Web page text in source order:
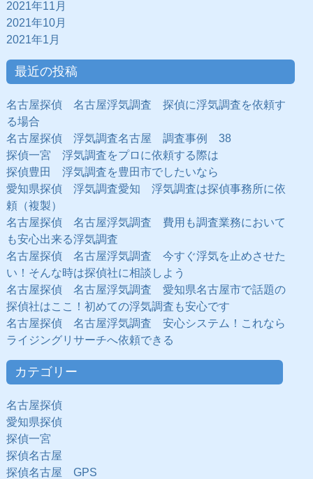
2021年11月
2021年10月
2021年1月
最近の投稿
名古屋探偵 名古屋浮気調査 探偵に浮気調査を依頼す
る場合
名古屋探偵 浮気調査名古屋 調査事例 38
探偵一宮 浮気調査をプロに依頼する際は
探偵豊田 浮気調査を豊田市でしたいなら
愛知県探偵 浮気調査愛知 浮気調査は探偵事務所に依
頼（複製）
名古屋探偵 名古屋浮気調査 費用も調査業務において
も安心出来る浮気調査
名古屋探偵 名古屋浮気調査 今すぐ浮気を止めさせた
い！そんな時は探偵社に相談しよう
名古屋探偵 名古屋浮気調査 愛知県名古屋市で話題の
探偵社はここ！初めての浮気調査も安心です
名古屋探偵 名古屋浮気調査 安心システム！これなら
ライジングリサーチへ依頼できる
カテゴリー
名古屋探偵
愛知県探偵
探偵一宮
探偵名古屋
探偵名古屋 GPS